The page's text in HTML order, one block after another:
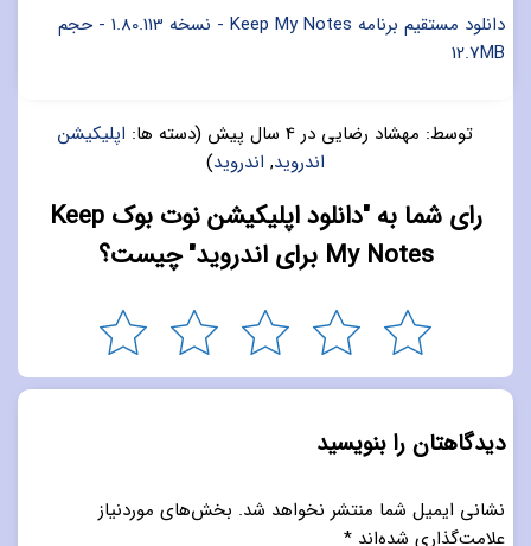
دانلود مستقیم برنامه Keep My Notes - نسخه 1.80.113 - حجم
12.7MB
توسط: مهشاد رضایی در 4 سال پیش (دسته ها: اپلیکیشن
اندروید, اندروید)
رای شما به "دانلود اپلیکیشن نوت بوک Keep
My Notes برای اندروید" چیست؟
دیدگاهتان را بنویسید
نشانی ایمیل شما منتشر نخواهد شد. بخش‌های موردنیاز
علامت‌گذاری شده‌اند *